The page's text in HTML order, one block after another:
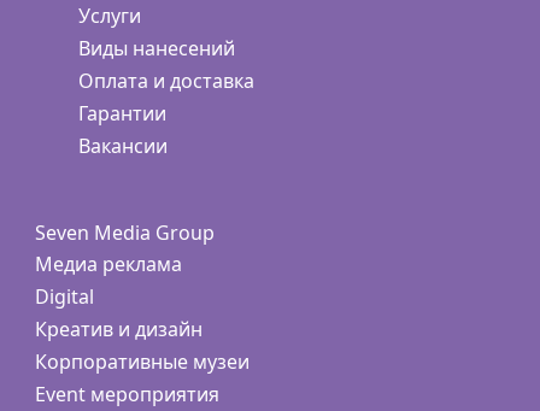
Услуги
Виды нанесений
Оплата и доставка
Гарантии
Вакансии
Seven Media Group
Медиа реклама
Digital
Креатив и дизайн
Корпоративные музеи
Event мероприятия